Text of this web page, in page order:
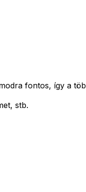
fontos, így a
stb.